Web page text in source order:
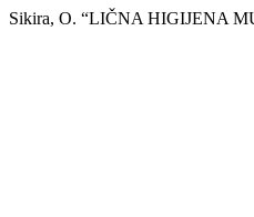
Sikira, O. “LIČNA HIGIJENA